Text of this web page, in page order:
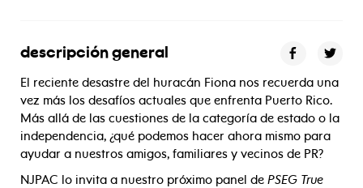
descripción general
El reciente desastre del huracán Fiona nos recuerda una
vez más los desafíos actuales que enfrenta Puerto Rico.
Más allá de las cuestiones de la categoría de estado o la
independencia, ¿qué podemos hacer ahora mismo para
ayudar a nuestros amigos, familiares y vecinos de PR?
NJPAC lo invita a nuestro próximo panel de PSEG True